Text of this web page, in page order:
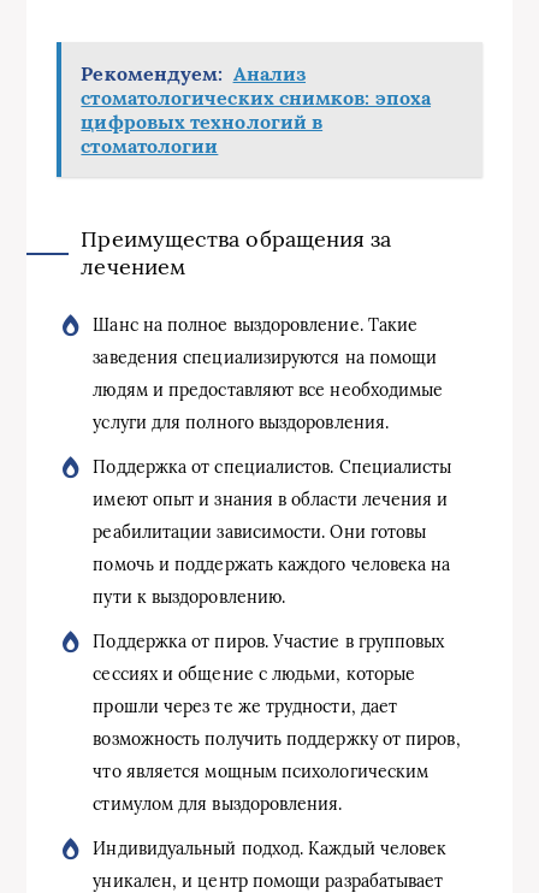
Рекомендуем: Анализ
стоматологических снимков: эпоха
цифровых технологий в
стоматологии
Преимущества обращения за
лечением
Шанс на полное выздоровление. Такие
заведения специализируются на помощи
людям и предоставляют все необходимые
услуги для полного выздоровления.
Поддержка от специалистов. Специалисты
имеют опыт и знания в области лечения и
реабилитации зависимости. Они готовы
помочь и поддержать каждого человека на
пути к выздоровлению.
Поддержка от пиров. Участие в групповых
сессиях и общение с людьми, которые
прошли через те же трудности, дает
возможность получить поддержку от пиров,
что является мощным психологическим
стимулом для выздоровления.
Индивидуальный подход. Каждый человек
уникален, и центр помощи разрабатывает